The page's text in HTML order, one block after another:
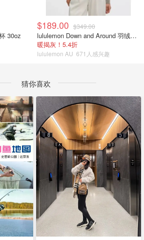
$189.00 $349.00
lululemon Down and Around 羽绒夹克
暖揭灰！5.4折
lululemon AU 671人感兴趣
猜你喜欢